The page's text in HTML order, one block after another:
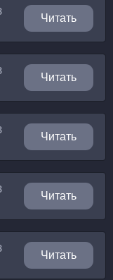
Читать
Читать
Читать
Читать
Читать